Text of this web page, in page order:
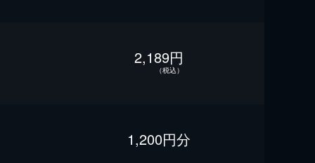
2,189円
（税込）
1,200円分